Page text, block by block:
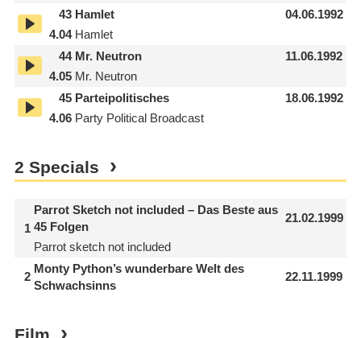
43
4.04
Hamlet
Hamlet
04.06.1992
44
4.05
Mr. Neutron
Mr. Neutron
11.06.1992
45
4.06
Parteipolitisches
Party Political Broadcast
18.06.1992
2 Specials
1
Parrot Sketch not included – Das Beste aus
45 Folgen
Parrot sketch not included
21.02.1999
2
Monty Python’s wunderbare Welt des
Schwachsinns
22.11.1999